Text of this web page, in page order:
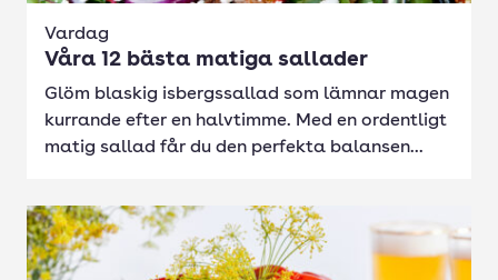
Vardag
Våra 12 bästa matiga sallader
Glöm blaskig isbergssallad som lämnar magen
kurrande efter en halvtimme. Med en ordentligt
matig sallad får du den perfekta balansen...